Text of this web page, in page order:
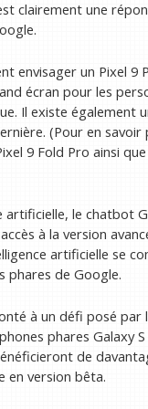
clairement une
envisager un Pixel 9
écran pour les
Il existe également
(Pour en
9 Fold Pro ainsi
le chatbot
à la version
artificielle se
phares de Google.
à un défi posé par
phares Galaxy
de
en version bêta.